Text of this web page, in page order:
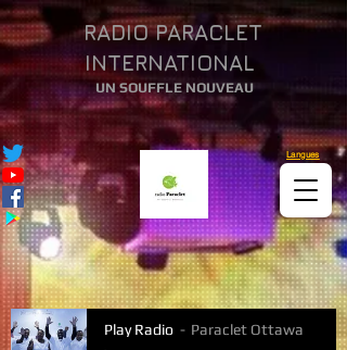
RADIO PARACLET
INTERNATIONAL
UN SOUFFLE NOUVEAU
Langues
Play Radio Paraclet Ottawa